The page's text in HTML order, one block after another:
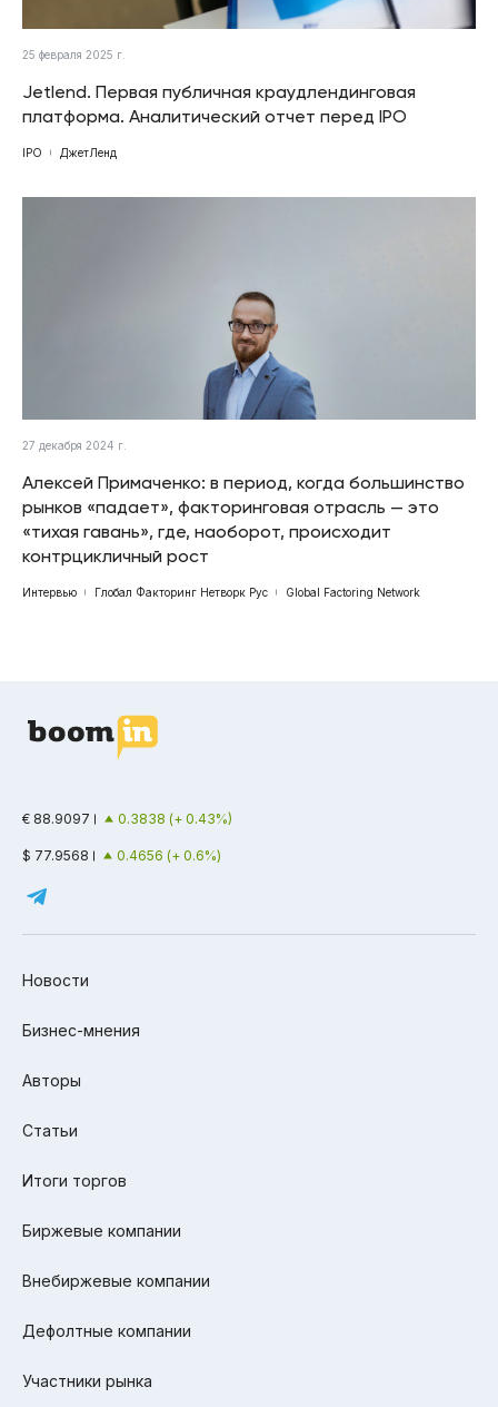
25 февраля 2025 г.
Jetlend. Первая публичная краудлендинговая
платформа. Аналитический отчет перед IPO
IPO ДжетЛенд
27 декабря 2024 г.
Алексей Примаченко: в период, когда большинство
рынков «падает», факторинговая отрасль — это
«тихая гавань», где, наоборот, происходит
контрцикличный рост
Интервью Глобал Факторинг Нетворк Рус Global Factoring Network
€ 88.9097 0.3838 (+ 0.43%)
$ 77.9568 0.4656 (+ 0.6%)
Новости
Бизнес-мнения
Авторы
Статьи
Итоги торгов
Биржевые компании
Внебиржевые компании
Дефолтные компании
Участники рынка